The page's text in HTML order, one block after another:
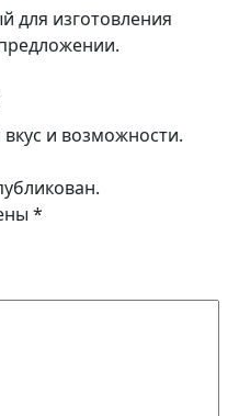
для изготовления
и возможности.
*